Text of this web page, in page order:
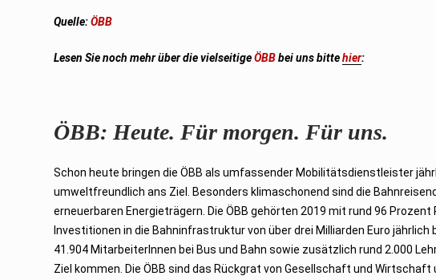
Quelle:ÖBB
Lesen Sie noch mehr über die vielseitigeÖBBbei uns bittehier:
ÖBB: Heute. Für morgen. Für uns.
Schon heute bringen die ÖBB als umfassender Mobilitätsdienstleister
umweltfreundlich ans Ziel. Besonders klimaschonend sind die
erneuerbaren Energieträgern. Die ÖBB gehörten 2019 mit rund 96
Investitionen in die Bahninfrastruktur von über drei Milliarden Euro
41.904 MitarbeiterInnen bei Bus und Bahn sowie zusätzlich rund 2.000
Ziel kommen. Die ÖBB sind das Rückgrat von Gesellschaft und